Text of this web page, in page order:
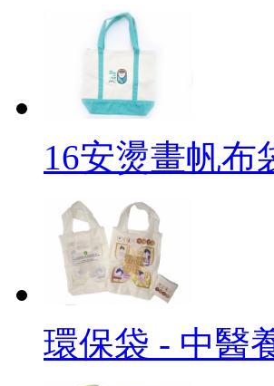
16安燙畫帆布
環保袋 - 中醫